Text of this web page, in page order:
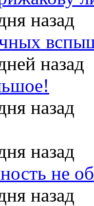
назад
назад
назад
назад
не
назад